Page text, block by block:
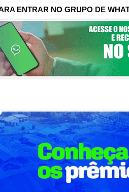
ENTRAR NO GRUPO DE